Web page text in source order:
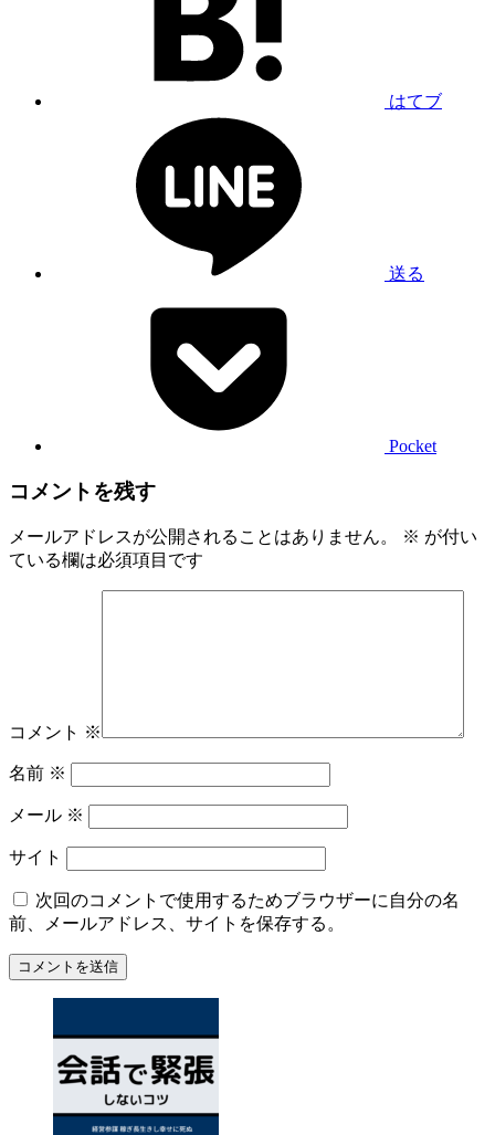
はてブ
送る
Pocket
コメントを残す
メールアドレスが公開されることはありません。 ※ が付い
ている欄は必須項目です
コメント ※
名前 ※
メール ※
サイト
次回のコメントで使用するためブラウザーに自分の名
前、メールアドレス、サイトを保存する。